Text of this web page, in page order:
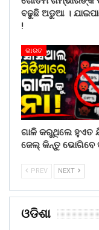
ବଢୁଛି ଅଡୁଆ ।
!
ଭାରତ
ଗାଳି କରୁଥିଲେ ହୁଏତ
ଜେଲ୍ କିନ୍ତୁ ଭୋଗିବେ
PREV NEXT
ଓଡିଶା